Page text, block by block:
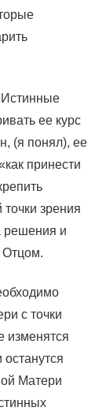
Истинные
ее курс
(я понял), ее
принести
зрения
решения и
Отцом.
с точки
изменятся
Матери